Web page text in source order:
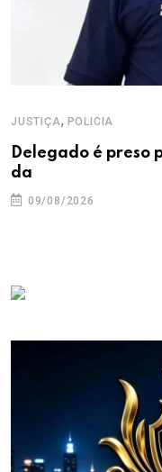
JUSTIÇA, POLICIA
Delegado é preso
da
09/08/2026